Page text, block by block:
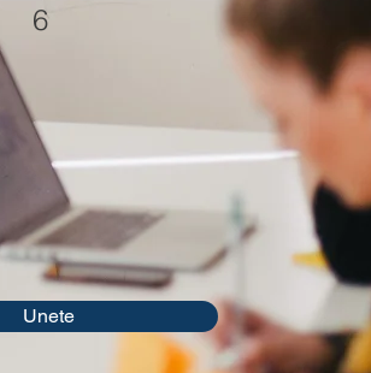
6
Unete